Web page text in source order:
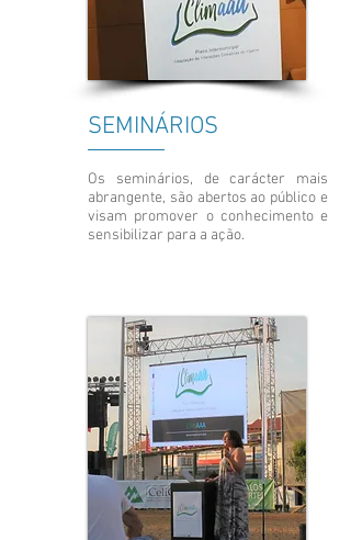
Os seminários, de carácter mais
abrangente, são abertos ao público e
visam promover o conhecimento e
sensibilizar para a ação.
SEMINÁRIOS